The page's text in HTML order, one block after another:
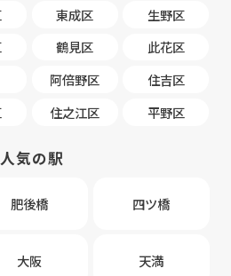
東成区
生野区
鶴見区
此花区
阿倍野区
住吉区
住之江区 平野区
人気の駅
肥後橋 四ツ橋
大阪 天満